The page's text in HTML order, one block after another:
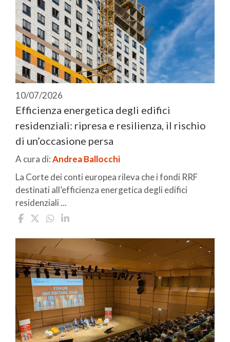
10/07/2026
Efficienza energetica degli edifici
residenziali: ripresa e resilienza, il rischio
di un’occasione persa
A cura di:Andrea Ballocchi
La Corte dei conti europea rileva che i fondi RRF
destinati all’efficienza energetica degli edifici
residenziali ...